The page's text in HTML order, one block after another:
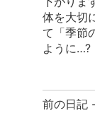
体を大切
て「季節
ように…?
前